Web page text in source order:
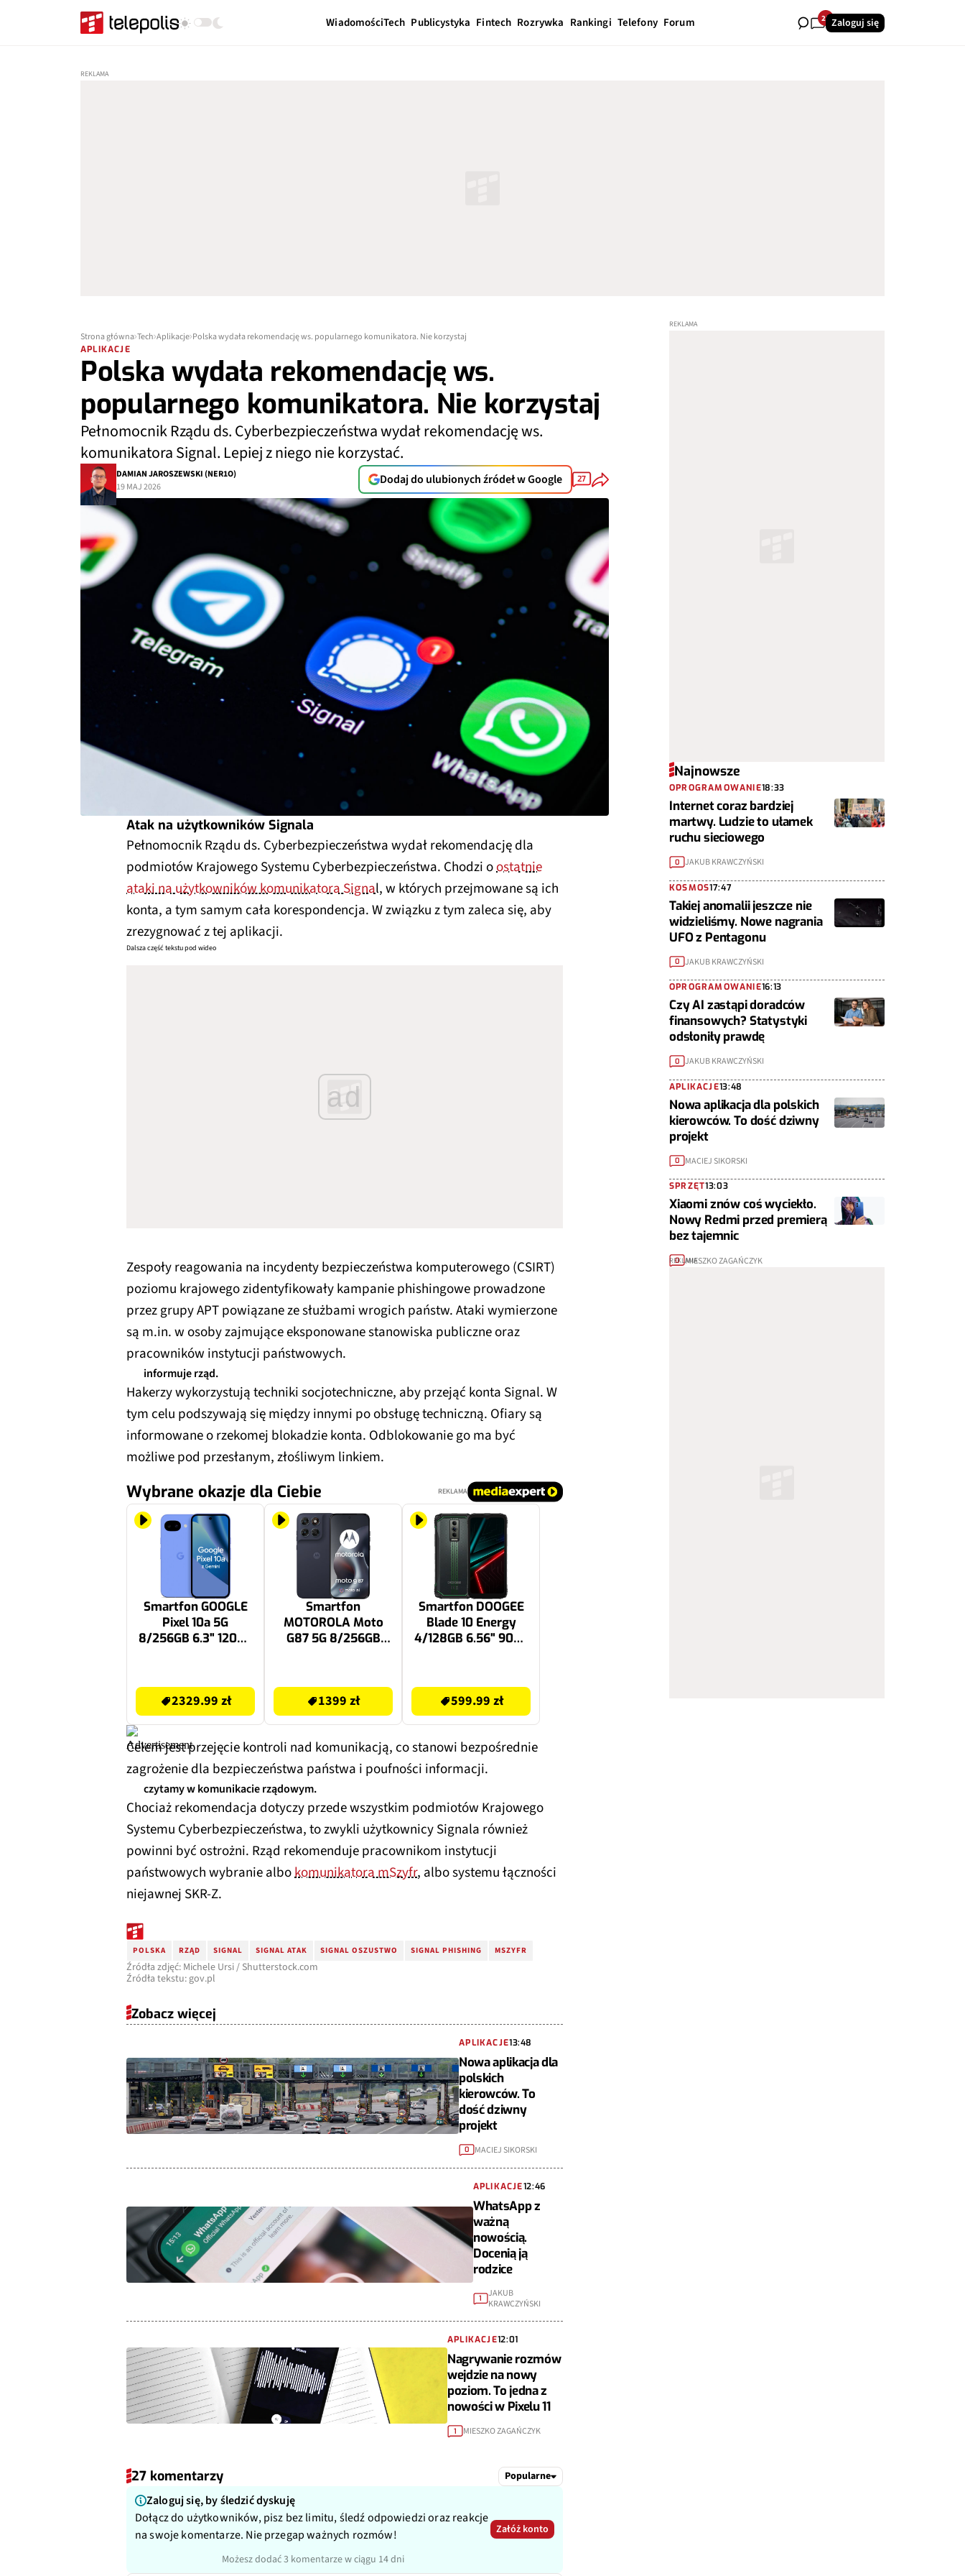
WiadomościTech Publicystyka Fintech Rozrywka Rankingi Telefony Forum 28Zaloguj się
Strona główna Tech Aplikacje Polska wydała rekomendację ws. popularnego komunikatora. Nie korzystaj
APLIKACJE
Polska wydała rekomendację ws.
popularnego komunikatora. Nie korzystaj
Pełnomocnik Rządu ds. Cyberbezpieczeństwa wydał rekomendację ws.
komunikatora Signal. Lepiej z niego nie korzystać.
DAMIAN JAROSZEWSKI (NER1O)
19 MAJ 2026
Dodaj do ulubionych źródeł w Google 27
Atak na użytkowników Signala
Pełnomocnik Rządu ds. Cyberbezpieczeństwa wydał rekomendację dla
podmiotów Krajowego Systemu Cyberbezpieczeństwa. Chodzi oostatnie
ataki na użytkowników komunikatora Signal, w których przejmowane są ich
konta, a tym samym cała korespondencja. W związku z tym zaleca się, aby
zrezygnować z tej aplikacji.
Dalsza część tekstu pod wideo
ad
Zespoły reagowania na incydenty bezpieczeństwa komputerowego (CSIRT)
poziomu krajowego zidentyfikowały kampanie phishingowe prowadzone
przez grupy APT powiązane ze służbami wrogich państw. Ataki wymierzone
są m.in. w osoby zajmujące eksponowane stanowiska publiczne oraz
pracowników instytucji państwowych.
informuje rząd.
Hakerzy wykorzystują techniki socjotechniczne, aby przejąć konta Signal. W
tym celu podszywają się między innymi po obsługę techniczną. Ofiary są
informowane o rzekomej blokadzie konta. Odblokowanie go ma być
możliwe pod przesłanym, złośliwym linkiem.
Wybrane okazje dla Ciebie REKLAMA
Smartfon GOOGLE
Pixel 10a 5G
8/256GB 6.3" 120Hz
2329.99 zł
Smartfon
MOTOROLA Moto
G87 5G 8/256GB
1399 zł
Smartfon DOOGEE
Blade 10 Energy
4/128GB 6.56" 90Hz
599.99 zł
Celem jest przejęcie kontroli nad komunikacją, co stanowi bezpośrednie
zagrożenie dla bezpieczeństwa państwa i poufności informacji.
czytamy w komunikacie rządowym.
Chociaż rekomendacja dotyczy przede wszystkim podmiotów Krajowego
Systemu Cyberbezpieczeństwa, to zwykli użytkownicy Signala również
powinni być ostrożni. Rząd rekomenduje pracownikom instytucji
państwowych wybranie albokomunikatora mSzyfr, albo systemu łączności
niejawnej SKR-Z.
POLSKA RZĄD SIGNAL SIGNAL ATAK SIGNAL OSZUSTWO SIGNAL PHISHING MSZYFR
Źródła zdjęć: Michele Ursi / Shutterstock.com
Źródła tekstu: gov.pl
Zobacz więcej
APLIKACJE13:48
Nowa aplikacja dla
polskich
kierowców. To
dość dziwny
projekt
0 MACIEJ SIKORSKI
APLIKACJE12:46
WhatsApp z
ważną
nowością.
Docenią ją
rodzice
1
JAKUB
KRAWCZYŃSKI
APLIKACJE12:01
Nagrywanie rozmów
wejdzie na nowy
poziom. To jedna z
nowości w Pixelu 11
1 MIESZKO ZAGAŃCZYK
27 komentarzy Popularne
Zaloguj się, by śledzić dyskuję
Dołącz do użytkowników, pisz bez limitu, śledź odpowiedzi oraz reakcje
na swoje komentarze. Nie przegap ważnych rozmów!
Możesz dodać 3 komentarze w ciągu 14 dni
Załóż konto
Najnowsze
OPROGRAMOWANIE18:33
Internet coraz bardziej
martwy. Ludzie to ułamek
ruchu sieciowego
0 JAKUB KRAWCZYŃSKI
KOSMOS17:47
Takiej anomalii jeszcze nie
widzieliśmy. Nowe nagrania
UFO z Pentagonu
0 JAKUB KRAWCZYŃSKI
OPROGRAMOWANIE16:13
Czy AI zastąpi doradców
finansowych? Statystyki
odsłoniły prawdę
0 JAKUB KRAWCZYŃSKI
APLIKACJE13:48
Nowa aplikacja dla polskich
kierowców. To dość dziwny
projekt
0 MACIEJ SIKORSKI
SPRZĘT13:03
Xiaomi znów coś wyciekło.
Nowy Redmi przed premierą
bez tajemnic
0 MIESZKO ZAGAŃCZYK